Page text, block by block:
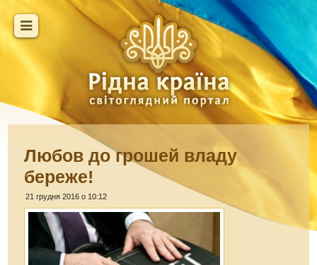
Любов до грошей владу
береже!
21 грудня 2016 о 10:12